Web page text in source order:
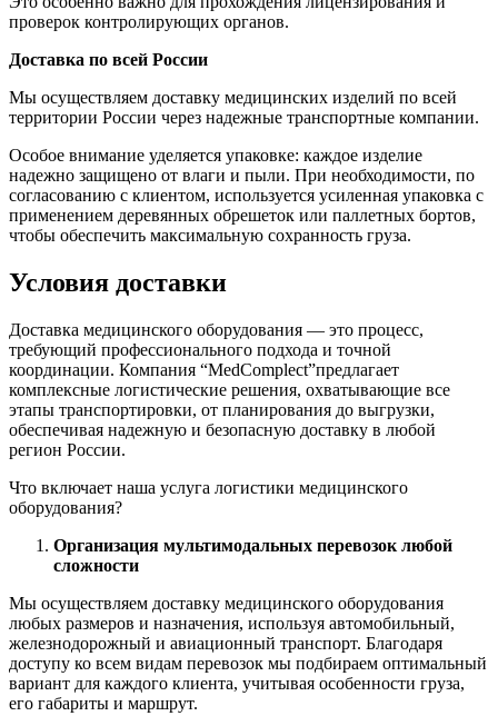
проверок контролирующих органов.
Доставка по всей России
Мы осуществляем доставку медицинских изделий по всей
территории России через надежные транспортные компании.
Особое внимание уделяется упаковке: каждое изделие
надежно защищено от влаги и пыли. При необходимости, по
согласованию с клиентом, используется усиленная упаковка с
применением деревянных обрешеток или паллетных бортов,
чтобы обеспечить максимальную сохранность груза.
Условия доставки
Доставка медицинского оборудования — это процесс,
требующий профессионального подхода и точной
координации. Компания “MedComplect”предлагает
комплексные логистические решения, охватывающие все
этапы транспортировки, от планирования до выгрузки,
обеспечивая надежную и безопасную доставку в любой
регион России.
Что включает наша услуга логистики медицинского
оборудования?
Организация мультимодальных перевозок любой
сложности
Мы осуществляем доставку медицинского оборудования
любых размеров и назначения, используя автомобильный,
железнодорожный и авиационный транспорт. Благодаря
доступу ко всем видам перевозок мы подбираем оптимальный
вариант для каждого клиента, учитывая особенности груза,
его габариты и маршрут.